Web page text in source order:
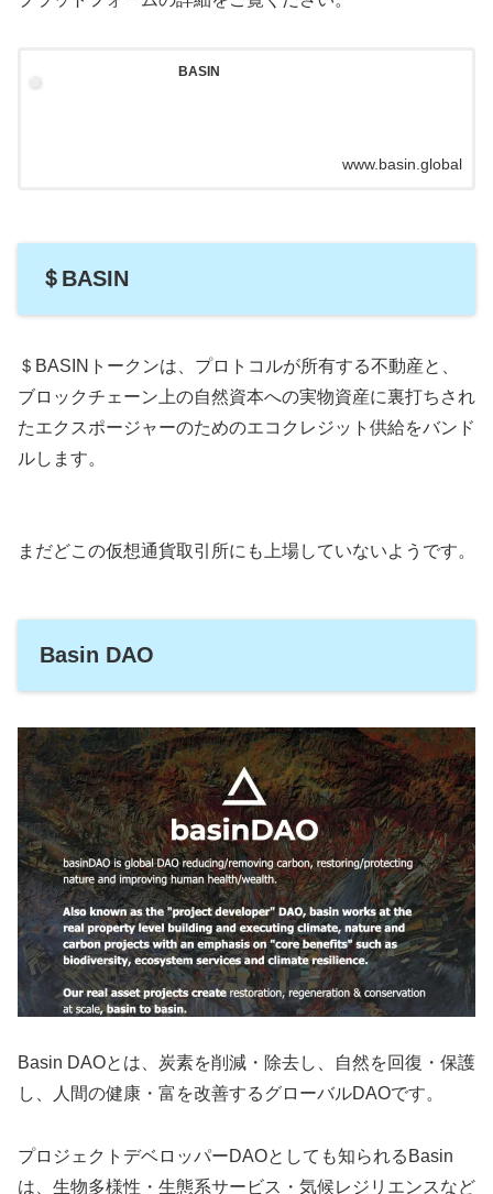
BASIN
www.basin.global
＄BASIN
＄BASINトークンは、プロトコルが所有する不動産と、
ブロックチェーン上の自然資本への実物資産に裏打ちされ
たエクスポージャーのためのエコクレジット供給をバンド
ルします。
まだどこの仮想通貨取引所にも上場していないようです。
Basin DAO
Basin DAOとは、炭素を削減・除去し、自然を回復・保護
し、人間の健康・富を改善するグローバルDAOです。
プロジェクトデベロッパーDAOとしても知られるBasin
は、生物多様性・生態系サービス・気候レジリエンスなど